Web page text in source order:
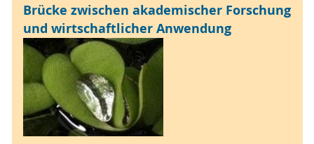
Brücke zwischen akademischer Forschung
und wirtschaftlicher Anwendung